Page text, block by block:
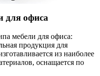
для офиса
мебели для офиса:
продукция для
из наиболее
оснащается по